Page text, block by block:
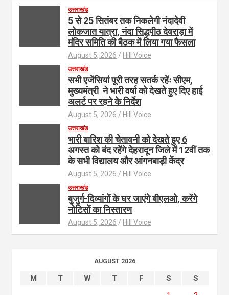
उत्तराखंड
5 से 25 सितंबर तक निकलेगी नंदादेवी
लोकजात यात्रा, नंदा सिद्धपीठ देवराड़ा में
मंदिर समिति की बैठक में लिया गया फैसला
August 5, 2026 Hill Voice
उत्तराखंड
सभी एजेंसियां पूरी तरह सतर्क रहेंः सीएम,
मुख्यमंत्री ने भारी वर्षा को देखते हुए दिए हाई
अलर्ट पर रहने के निर्देश
August 5, 2026 Hill Voice
उत्तराखंड
भारी बारिश की चेतावनी को देखते हुए 6
अगस्त को बंद रहेंगे देहरादून जिले में 12वीं तक
के सभी विद्यालय और आंगनबाड़ी केंद्र
August 5, 2026 Hill Voice
उत्तराखंड
बुजुर्ग-दिव्यांगों के घर जाएंगे बीएलओ, करेंगे
नोटिसों का निस्तारण
August 5, 2026 Hill Voice
AUGUST 2026
M T W T F S
S